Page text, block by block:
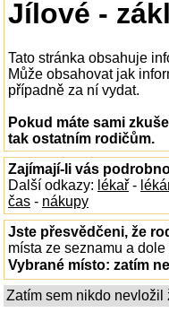
Jílové -
Tato stránka obsahuje
Může obsahovat jak
případně za ní vydat.
Pokud máte sami
tak ostatním rodičům.
Zajímají-li vás
Další odkazy: lékař -
čas - nákupy
Jste přesvědčeni, že
místa ze seznamu a
Vybrané místo: zatím
Zatím sem nikdo nevložil